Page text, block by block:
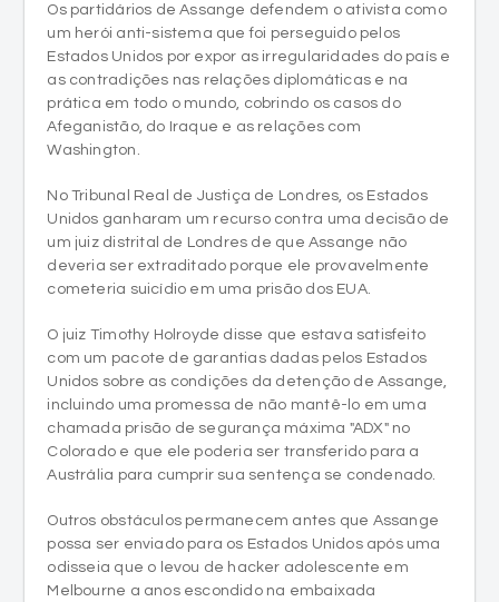
Os partidários de Assange defendem o ativista como
um herói anti-sistema que foi perseguido pelos
Estados Unidos por expor as irregularidades do país e
as contradições nas relações diplomáticas e na
prática em todo o mundo, cobrindo os casos do
Afeganistão, do Iraque e as relações com
Washington.
No Tribunal Real de Justiça de Londres, os Estados
Unidos ganharam um recurso contra uma decisão de
um juiz distrital de Londres de que Assange não
deveria ser extraditado porque ele provavelmente
cometeria suicídio em uma prisão dos EUA.
O juiz Timothy Holroyde disse que estava satisfeito
com um pacote de garantias dadas pelos Estados
Unidos sobre as condições da detenção de Assange,
incluindo uma promessa de não mantê-lo em uma
chamada prisão de segurança máxima "ADX" no
Colorado e que ele poderia ser transferido para a
Austrália para cumprir sua sentença se condenado.
Outros obstáculos permanecem antes que Assange
possa ser enviado para os Estados Unidos após uma
odisseia que o levou de hacker adolescente em
Melbourne a anos escondido na embaixada